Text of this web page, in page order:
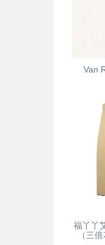
Van
福丫丫
（三